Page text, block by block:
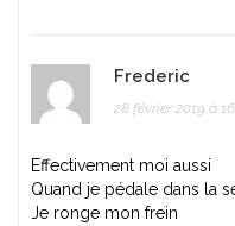
Frederic
28 février 2019 à
Effectivement moi aussi
Quand je pédale dans la
Je ronge mon frein